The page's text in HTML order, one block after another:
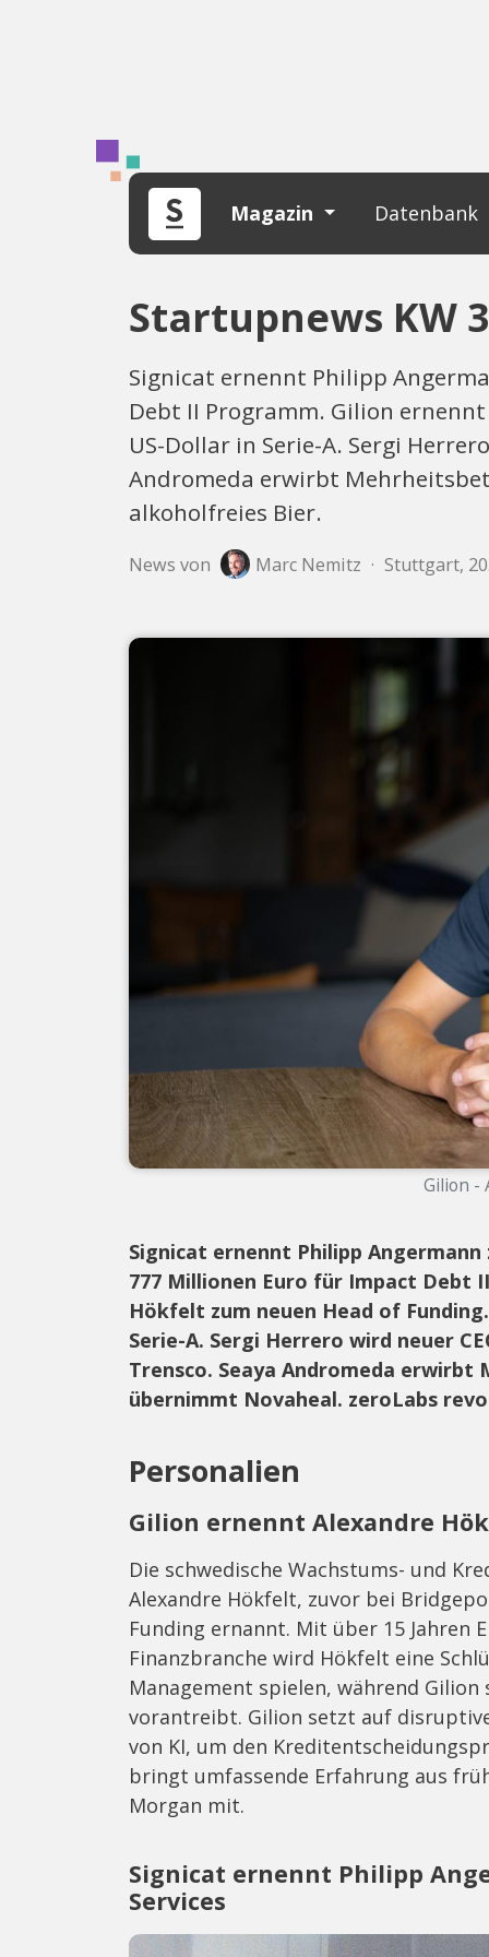
Magazin Datenbank
Startupnews KW
Signicat ernennt Philipp
Debt II Programm. Gilion
US-Dollar in Serie-A. Sergi
Andromeda erwirbt
alkoholfreies Bier.
News von Marc Nemitz · Stuttgart,
Gilion -
Signicat ernennt Philipp
777 Millionen Euro für Impact Debt
Hökfelt zum neuen Head of
Serie-A. Sergi Herrero wird neuer
Trensco. Seaya Andromeda
übernimmt Novaheal. zeroLabs
Personalien
Gilion ernennt Alexandre
Die schwedische Wachstums- und
Alexandre Hökfelt, zuvor bei
Funding ernannt. Mit über 15 Jahren
Finanzbranche wird Hökfelt eine
Management spielen, während
vorantreibt. Gilion setzt auf
von KI, um den
bringt umfassende Erfahrung aus
Morgan mit.
Signicat ernennt Philipp
Services